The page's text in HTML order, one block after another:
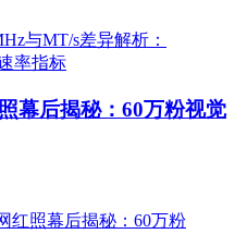
幕后揭秘：60万粉视觉